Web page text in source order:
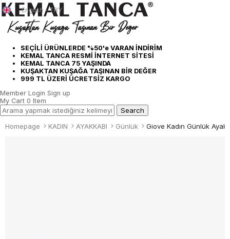
SEÇİLİ ÜRÜNLERDE %50'e VARAN İNDİRİM
KEMAL TANCA RESMİ İNTERNET SİTESİ
KEMAL TANCA 75 YAŞINDA
KUŞAKTAN KUŞAĞA TAŞINAN BİR DEĞER
999 TL ÜZERİ ÜCRETSİZ KARGO
English - TRY
Member Login Sign up
My Cart 0 Item
Homepage KADIN AYAKKABI Günlük Giove Kadın Günlük